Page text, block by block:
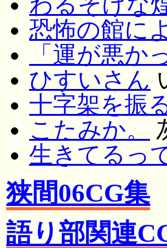
恐怖の館に
「運が悪
ひすいさん
十字架を振
こたみか。
生きてるっ
狭間06CG集
語り部関連